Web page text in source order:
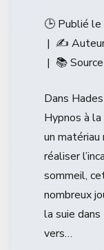
🕒 Publié
| ✍️
| 📚 Source
Dans
Hypnos à
un matériau
réaliser
sommeil,
nombreux
la suie
vers…